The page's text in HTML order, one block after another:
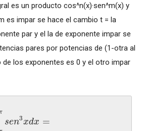
es un producto cos^n(x)·sen^m(x) y
es impar se hace el cambio t = la
par y el la de exponente impar se
pares por potencias de (1-otra al
de los exponentes es 0 y el otro impar
sen3xdx =